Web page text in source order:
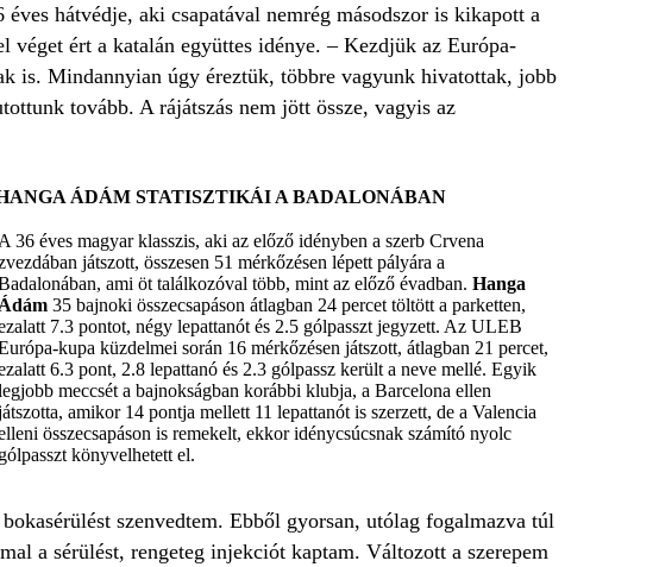
éves hátvédje, aki csapatával nemrég másodszor is kikapott a
ért a katalán együttes idénye. – Kezdjük az Európa-
is. Mindannyian úgy éreztük, többre vagyunk hivatottak, jobb
tovább. A rájátszás nem jött össze, vagyis az
A 36 éves magyar klasszis, aki az előző idényben a szerb Crvena
játszott, összesen 51 mérkőzésen lépett pályára a
ami öt találkozóval több, mint az előző évadban. Hanga
Ádám 35 bajnoki összecsapáson átlagban 24 percet töltött a parketten,
7.3 pontot, négy lepattanót és 2.5 gólpasszt jegyzett. Az ULEB
kupa küzdelmei során 16 mérkőzésen játszott, átlagban 21 percet,
6.3 pont, 2.8 lepattanó és 2.3 gólpassz került a neve mellé. Egyik
meccsét a bajnokságban korábbi klubja, a Barcelona ellen
amikor 14 pontja mellett 11 lepattanót is szerzett, de a Valencia
összecsapáson is remekelt, ekkor idénycsúcsnak számító nyolc
gólpasszt könyvelhetett el.
ÁDÁM STATISZTIKÁI A BADALONÁBAN
szenvedtem. Ebből gyorsan, utólag fogalmazva túl
a sérülést, rengeteg injekciót kaptam. Változott a szerepem